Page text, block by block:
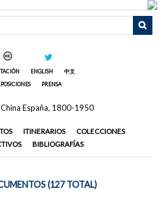
ENGLISH
中文
PRENSA
ITINERARIOS
COLECCIONES
BIBLIOGRAFÍAS
(127 TOTAL)